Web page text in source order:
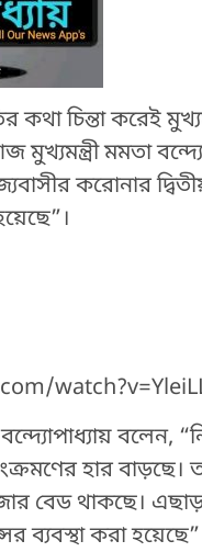
কথা চিন্তা করেই
মমতা
করোনার
বলেন,
হার বাড়ছে।
বেড থাকছে।
ব্যবস্থা করা